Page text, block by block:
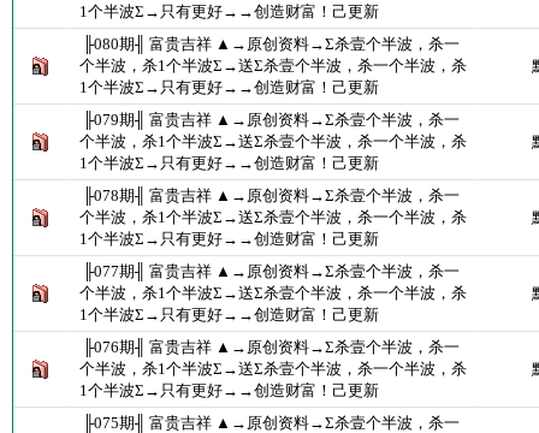
1个半波Σ→只有更好→→创造财富！己更新
╟080期╢ 富贵吉祥 ▲→原创资料→Σ杀壹个半波，杀一
个半波，杀1个半波Σ→送Σ杀壹个半波，杀一个半波，杀
1个半波Σ→只有更好→→创造财富！己更新
╟079期╢ 富贵吉祥 ▲→原创资料→Σ杀壹个半波，杀一
个半波，杀1个半波Σ→送Σ杀壹个半波，杀一个半波，杀
1个半波Σ→只有更好→→创造财富！己更新
╟078期╢ 富贵吉祥 ▲→原创资料→Σ杀壹个半波，杀一
个半波，杀1个半波Σ→送Σ杀壹个半波，杀一个半波，杀
1个半波Σ→只有更好→→创造财富！己更新
╟077期╢ 富贵吉祥 ▲→原创资料→Σ杀壹个半波，杀一
个半波，杀1个半波Σ→送Σ杀壹个半波，杀一个半波，杀
1个半波Σ→只有更好→→创造财富！己更新
╟076期╢ 富贵吉祥 ▲→原创资料→Σ杀壹个半波，杀一
个半波，杀1个半波Σ→送Σ杀壹个半波，杀一个半波，杀
1个半波Σ→只有更好→→创造财富！己更新
╟075期╢ 富贵吉祥 ▲→原创资料→Σ杀壹个半波，杀一